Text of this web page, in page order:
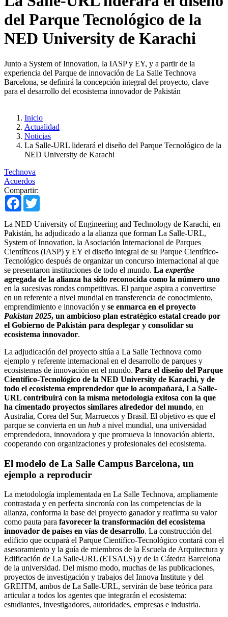
del Parque Tecnológico de la
NED University de Karachi
Junto a System of Innovation, la IASP y EY, y a partir de la
experiencia del Parque de innovación de La Salle Technova
Barcelona, se definirá la concepción integral del proyecto, clave
para el desarrollo del ecosistema innovador de Pakistán
Inicio
Actualidad
Noticias
La Salle-URL liderará el diseño del Parque Tecnológico de la
NED University de Karachi
Technova
Acuerdos
Compartir:
Facebook
La NED University of Engineering and Technology de Karachi, en
Pakistán, ha adjudicado a la alianza que forman La Salle-URL,
System of Innovation, la Asociación Internacional de Parques
Científicos (IASP) y EY el diseño integral de su Parque Científico-
Tecnológico después de organizar un concurso internacional al que
se presentaron instituciones de todo el mundo. La expertise
agregada de la alianza ha sido reconocida como la número uno
en la sucesivas rondas competitivas. El parque aspira a convertirse
en un referente a nivel mundial en transferencia de conocimiento,
emprendimiento e innovación y se enmarca en el proyecto
Pakistan 2025, un ambicioso plan estratégico estatal creado por
el Gobierno de Pakistán para desplegar y consolidar su
ecosistema innovador.
La adjudicación del proyecto sitúa a La Salle Technova como
ejemplo y referente internacional en el desarrollo de parques y
ecosistemas de innovación en el mundo. Para el diseño del Parque
Científico-Tecnológico de la NED University de Karachi, y de
todo el ecosistema emprendedor que lo acompañará, La Salle-
URL contribuirá con la misma metodología exitosa con la que
ha cimentado proyectos similares alrededor del mundo, en
Australia, Corea del Sur, Marruecos y Brasil. El objetivo es que el
parque se convierta en un hub a nivel mundial, una universidad
emprendedora, innovadora y que promueva la innovación abierta,
cooperando con organizaciones y profesionales del ecosistema.
El modelo de La Salle Campus Barcelona, un
ejemplo a reproducir
La metodología implementada en La Salle Technova, ampliamente
contrastada y en perfecta sincronía con las competencias de la
alianza, conforma la base del proyecto ganador y reafirma su valor
como pauta para favorecer la transformación del ecosistema
innovador de países en vías de desarrollo. La construcción del
edificio que ocupará el Parque Científico-Tecnológico contará con el
asesoramiento y la guía de miembros de la Escuela de Arquitectura y
Edificación de La Salle-URL (ETSALS) y de la Cátedra Barcelona
de la universidad. Del mismo modo, muchas de las publicaciones,
proyectos de investigación y trabajos del Innova Institute y del
GREITM, ambos de La Salle-URL, servirán de base teórica para
articular a todos los agentes que integrarán el ecosistema:
estudiantes, investigadores, autoridades, empresas e industria.